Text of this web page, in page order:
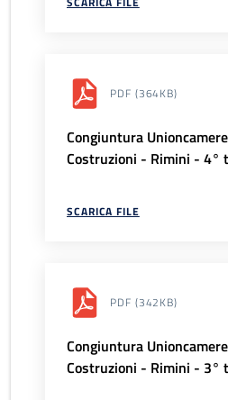
PDF (364KB)
Congiuntura
Costruzioni - Rimini - 4°
SCARICA FILE
PDF (342KB)
Congiuntura
Costruzioni - Rimini - 3°